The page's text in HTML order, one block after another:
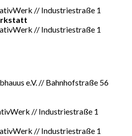
// Industriestraße 1
// Industriestraße 1
e.V. // Bahnhofstraße 56
// Industriestraße 1
// Industriestraße 1